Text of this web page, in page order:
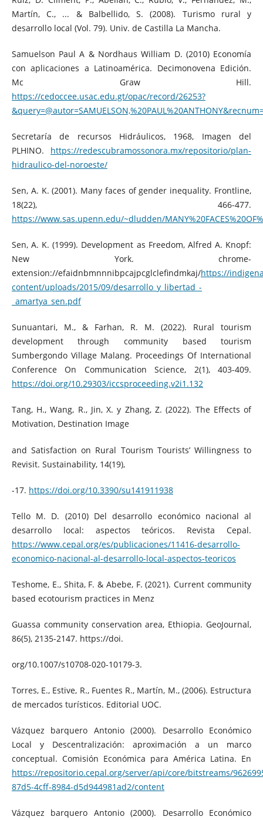
Martín, C., ... & Balbellido, S. (2008). Turismo rural y
desarrollo local (Vol. 79). Univ. de Castilla La Mancha.
Samuelson Paul A & Nordhaus William D. (2010) Economía
con aplicaciones a Latinoamérica. Decimonovena Edición.
Mc Graw Hill.
https://cedoccee.usac.edu.gt/opac/record/26253?
Secretaría de recursos Hidráulicos, 1968, Imagen del
PLHINO. https://redescubramossonora.mx/repositorio/plan-
hidraulico-del-noroeste/
Sen, A. K. (2001). Many faces of gender inequality. Frontline,
18(22), 466-477.
https://www.sas.upenn.edu/~dludden/
Sen, A. K. (1999). Development as Freedom, Alfred A. Knopf:
New York. chrome-
extension://efaidnbmnnnibpcajpcglclefindmkaj/https://
content/uploads/2015/09/desarrollo_y_libertad_-
_amartya_sen.pdf
Sunuantari, M., & Farhan, R. M. (2022). Rural tourism
development through community based tourism
Sumbergondo Village Malang. Proceedings Of International
Conference On Communication Science, 2(1), 403-409.
https://doi.org/10.29303/iccsproceeding.v2i1.132
Tang, H., Wang, R., Jin, X. y Zhang, Z. (2022). The Effects of
Motivation, Destination Image
and Satisfaction on Rural Tourism Tourists’ Willingness to
Revisit. Sustainability, 14(19),
-17. https://doi.org/10.3390/su141911938
Tello M. D. (2010) Del desarrollo económico nacional al
desarrollo local: aspectos teóricos. Revista Cepal.
https://www.cepal.org/es/publicaciones/11416-desarrollo-
economico-nacional-al-desarrollo-local-aspectos-teoricos
Teshome, E., Shita, F. & Abebe, F. (2021). Current community
based ecotourism practices in Menz
Guassa community conservation area, Ethiopia. GeoJournal,
86(5), 2135-2147. https://doi.
org/10.1007/s10708-020-10179-3.
Torres, E., Estive, R., Fuentes R., Martín, M., (2006). Estructura
de mercados turísticos. Editorial UOC.
Vázquez barquero Antonio (2000). Desarrollo Económico
Local y Descentralización: aproximación a un marco
conceptual. Comisión Económica para América Latina. En
https://repositorio.cepal.org/server/api/core/bitstreams/
87d5-4cff-8984-d5d944981ad2/content
Vázquez barquero Antonio (2000). Desarrollo Económico